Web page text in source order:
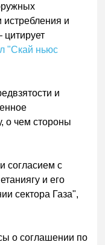
истребления и
"Скай ньюс
и
о чем стороны
согласием с
и его
сектора Газа",
о соглашении по